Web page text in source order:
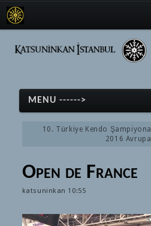
English
日本語
剣道
剣道
(Türkçe) Tarihçe
MENU ------>
Türkçe
日本語
10. Türkiye Kendo
2016
Open de France
katsuninkan 10:55